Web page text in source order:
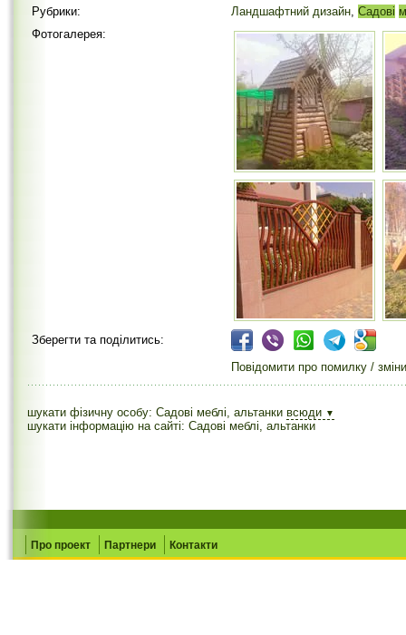
Рубрики:
Ландшафтний дизайн, Садові
Фотогалерея:
Зберегти та поділитись:
Повідомити про помилку / зміни
шукати фізичну особу: Садові меблі, альтанки всюди ▼
шукати інформацію на сайті: Садові меблі, альтанки
Про проект Партнери Контакти